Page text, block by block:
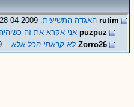
rutim האגדה התשיעית.
puzpuz אני אקרא את זה
Zorro26 לא קראתי הכל אלא...03-06-2009,